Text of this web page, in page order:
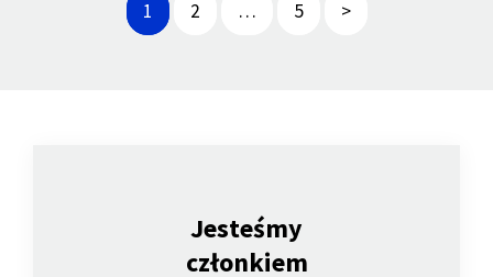
1 2 … 5 >
Jesteśmy
członkiem